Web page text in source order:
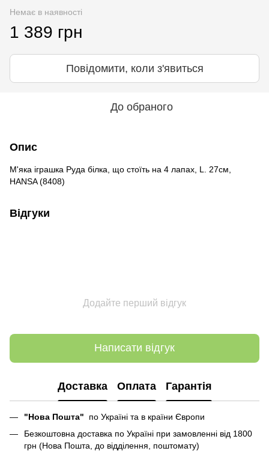
Немає в наявності
1 389 грн
Повідомити, коли з'явиться
До обраного
Опис
М'яка іграшка Руда білка, що стоїть на 4 лапах, L. 27см,
HANSA (8408)
Відгуки
Додайте перший відгук
Написати відгук
Доставка Оплата Гарантія
"Нова Пошта" по Україні та в країни Європи
Безкоштовна доставка по Україні при замовленні від 1800
грн (Нова Пошта, до відділення, поштомату)